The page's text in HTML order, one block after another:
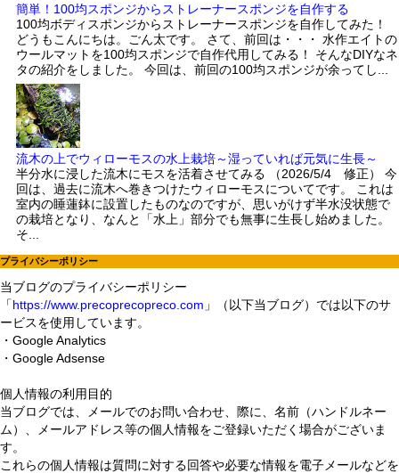
簡単！100均スポンジからストレーナースポンジを自作する
100均ボディスポンジからストレーナースポンジを自作してみた！
どうもこんにちは。ごん太です。 さて、前回は・・・ 水作エイトの
ウールマットを100均スポンジで自作代用してみる！ そんなDIYなネ
タの紹介をしました。 今回は、前回の100均スポンジが余ってし...
流木の上でウィローモスの水上栽培～湿っていれば元気に生長～
半分水に浸した流木にモスを活着させてみる （2026/5/4 修正） 今
回は、過去に流木へ巻きつけたウィローモスについてです。 これは
室内の睡蓮鉢に設置したものなのですが、思いがけず半水没状態で
の栽培となり、なんと「水上」部分でも無事に生長し始めました。
そ...
プライバシーポリシー
当ブログのプライバシーポリシー
「https://www.precoprecopreco.com 」（以下当ブログ）では以下のサ
ービスを使用しています。
・Google Analytics
・Google Adsense
個人情報の利用目的
当ブログでは、メールでのお問い合わせ、際に、名前（ハンドルネー
ム）、メールアドレス等の個人情報をご登録いただく場合がございま
す。
これらの個人情報は質問に対する回答や必要な情報を電子メールなどを